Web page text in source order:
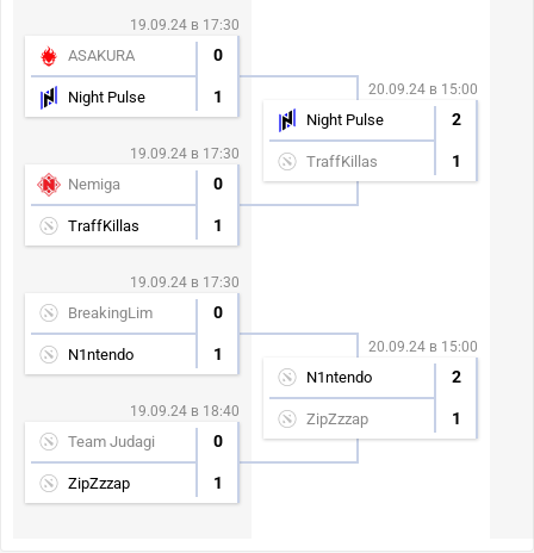
19.09.24 в 17:30
ASAKURA 0
Night Pulse 1
19.09.24 в 17:30
Nemiga 0
TraffKillas 1
19.09.24 в 17:30
BreakingLim 0
N1ntendo 1
19.09.24 в 18:40
Team Judagi 0
ZipZzzap 1
20.09.24 в 15:00
Night Pulse 2
TraffKillas 1
20.09.24 в 15:00
N1ntendo 2
ZipZzzap 1